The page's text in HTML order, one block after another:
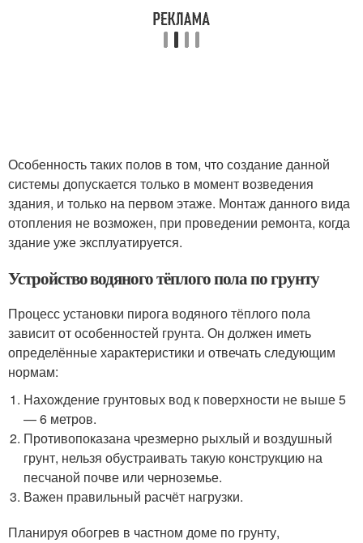
Особенность таких полов в том, что создание данной
системы допускается только в момент возведения
здания, и только на первом этаже. Монтаж данного вида
отопления не возможен, при проведении ремонта, когда
здание уже эксплуатируется.
Устройство водяного тёплого пола по грунту
Процесс установки пирога водяного тёплого пола
зависит от особенностей грунта. Он должен иметь
определённые характеристики и отвечать следующим
нормам:
Нахождение грунтовых вод к поверхности не выше 5
— 6 метров.
Противопоказана чрезмерно рыхлый и воздушный
грунт, нельзя обустраивать такую конструкцию на
песчаной почве или черноземье.
Важен правильный расчёт нагрузки.
Планируя обогрев в частном доме по грунту,